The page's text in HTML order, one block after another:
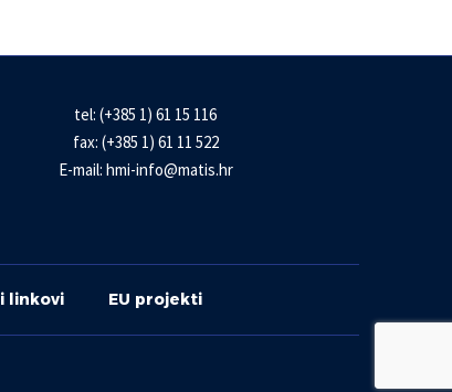
tel: (+385 1) 61 15 116
fax: (+385 1) 61 11 522
E-mail: hmi-info@matis.hr
linkovi EU projekti